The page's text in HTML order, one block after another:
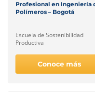
Profesional en Ingeniería
Polímeros – Bogotá
Escuela de Sostenibilidad
Productiva
Conoce más